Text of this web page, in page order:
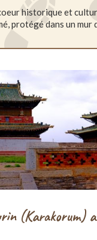
historique et
protégé dans un mur
(Karakorum)